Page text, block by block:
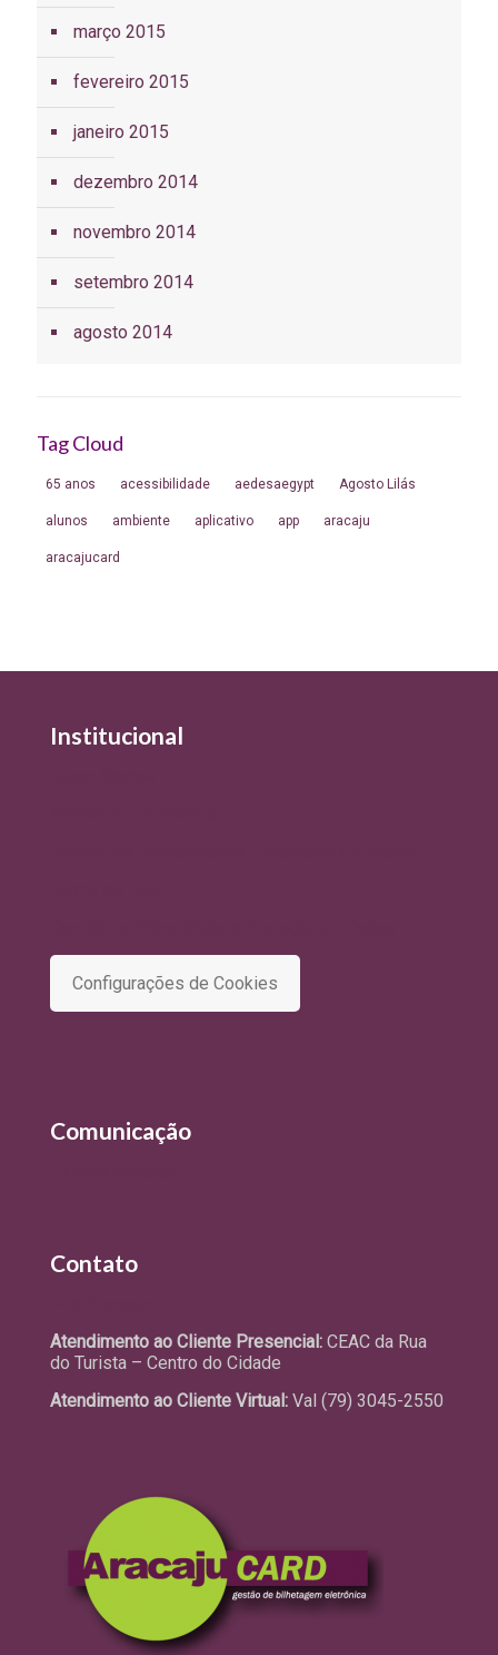
março 2015
fevereiro 2015
janeiro 2015
dezembro 2014
novembro 2014
setembro 2014
agosto 2014
Tag Cloud
65 anos acessibilidade aedesaegypt Agosto Lilás
alunos ambiente aplicativo app aracaju
aracajucard
Institucional
Configurações de Cookies
Comunicação
Contato
Atendimento ao Cliente Presencial: CEAC da Rua
do Turista – Centro do Cidade
Atendimento ao Cliente Virtual: Val (79) 3045-2550